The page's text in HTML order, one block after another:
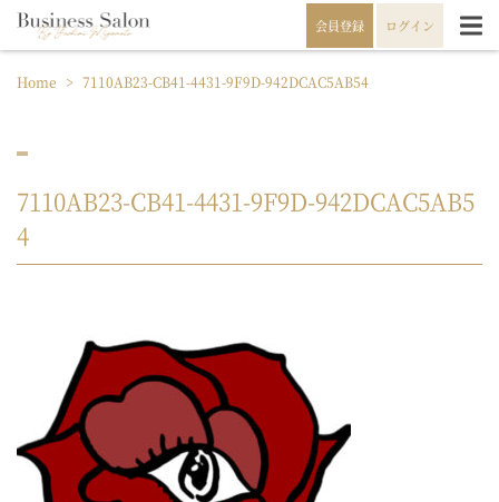
会員登録 ログイン
Home > 7110AB23-CB41-4431-9F9D-942DCAC5AB54
7110AB23-CB41-4431-9F9D-942DCAC5AB5
4